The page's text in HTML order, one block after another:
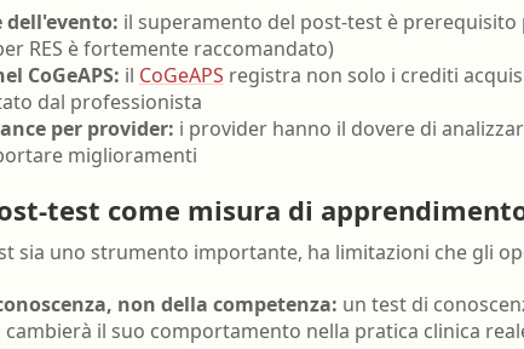
dell'evento: il superamento del post-test è prerequisito
RES è fortemente raccomandato)
CoGeAPS: il CoGeAPS registra non solo i crediti
dal professionista
per provider: i provider hanno il dovere di
miglioramenti
test come misura di
sia uno strumento importante, ha limitazioni che gli
non della competenza: un test di
il suo comportamento nella pratica clinica